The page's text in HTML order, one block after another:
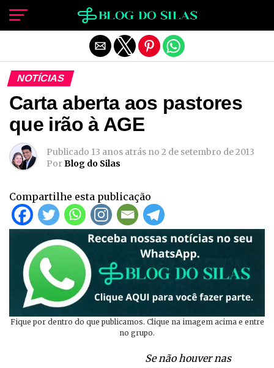
NOTÍCIAS
Carta aberta aos pastores
que irão à AGE
Publicado 13 anos atrás no 2 de setembro de 2013
PorBlog do Silas
Compartilhe esta publicação
Fique por dentro do que publicamos. Clique na imagem acima e entre
no grupo.
Se não houver nas
Sair da versão mobile